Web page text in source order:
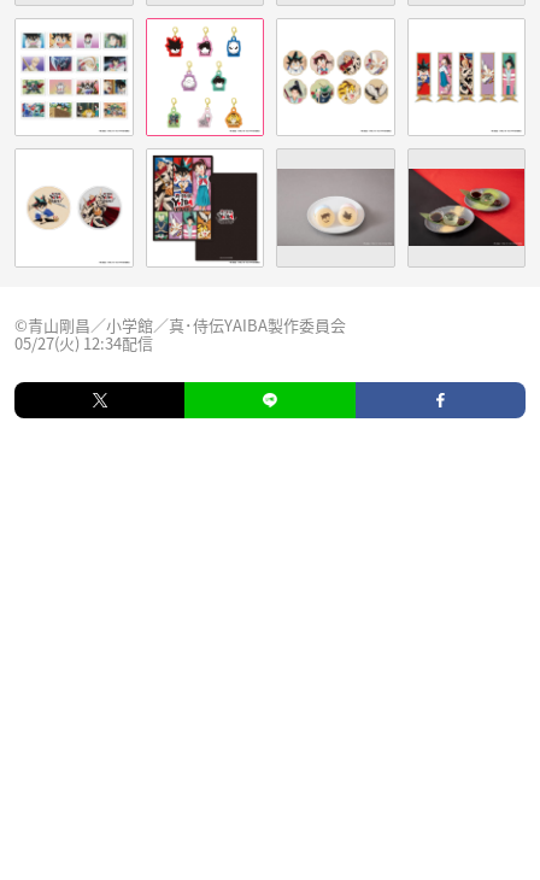
©青山剛昌／小学館／真･侍伝YAIBA製作委員会
05/27(火) 12:34配信